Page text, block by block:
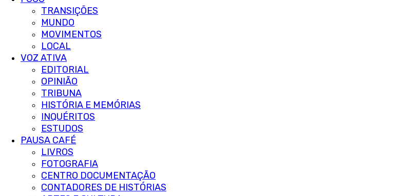
TRANSIÇÕES
MUNDO
MOVIMENTOS
LOCAL
VOZ ATIVA
EDITORIAL
OPINIÃO
TRIBUNA
HISTÓRIA E MEMÓRIAS
INQUÉRITOS
ESTUDOS
PAUSA CAFÉ
LIVROS
FOTOGRAFIA
CENTRO DOCUMENTAÇÃO
CONTADORES DE HISTÓRIAS